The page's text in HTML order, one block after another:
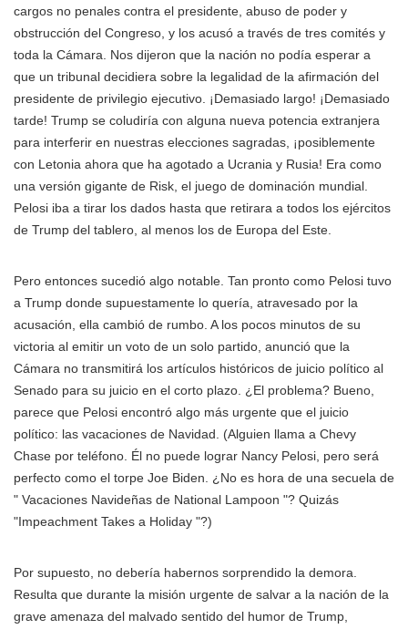
cargos no penales contra el presidente, abuso de poder y
obstrucción del Congreso, y los acusó a través de tres comités y
toda la Cámara. Nos dijeron que la nación no podía esperar a
que un tribunal decidiera sobre la legalidad de la afirmación del
presidente de privilegio ejecutivo. ¡Demasiado largo! ¡Demasiado
tarde! Trump se coludiría con alguna nueva potencia extranjera
para interferir en nuestras elecciones sagradas, ¡posiblemente
con Letonia ahora que ha agotado a Ucrania y Rusia! Era como
una versión gigante de Risk, el juego de dominación mundial.
Pelosi iba a tirar los dados hasta que retirara a todos los ejércitos
de Trump del tablero, al menos los de Europa del Este.
Pero entonces sucedió algo notable. Tan pronto como Pelosi tuvo
a Trump donde supuestamente lo quería, atravesado por la
acusación, ella cambió de rumbo. A los pocos minutos de su
victoria al emitir un voto de un solo partido, anunció que la
Cámara no transmitirá los artículos históricos de juicio político al
Senado para su juicio en el corto plazo. ¿El problema? Bueno,
parece que Pelosi encontró algo más urgente que el juicio
político: las vacaciones de Navidad. (Alguien llama a Chevy
Chase por teléfono. Él no puede lograr Nancy Pelosi, pero será
perfecto como el torpe Joe Biden. ¿No es hora de una secuela de
" Vacaciones Navideñas de National Lampoon "? Quizás
"Impeachment Takes a Holiday "?)
Por supuesto, no debería habernos sorprendido la demora.
Resulta que durante la misión urgente de salvar a la nación de la
grave amenaza del malvado sentido del humor de Trump,